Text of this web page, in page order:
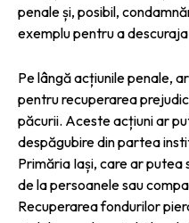
penale și, posibil,
exemplu pentru a
Pe lângă acțiunile penale,
pentru recuperarea
păcurii. Aceste acțiuni ar
despăgubire din partea
Primăria Iași, care ar
de la persoanele sau
Recuperarea fondurilor